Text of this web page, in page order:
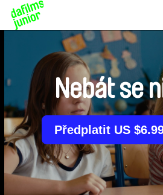
Domů
Nebát se
Předplatit US